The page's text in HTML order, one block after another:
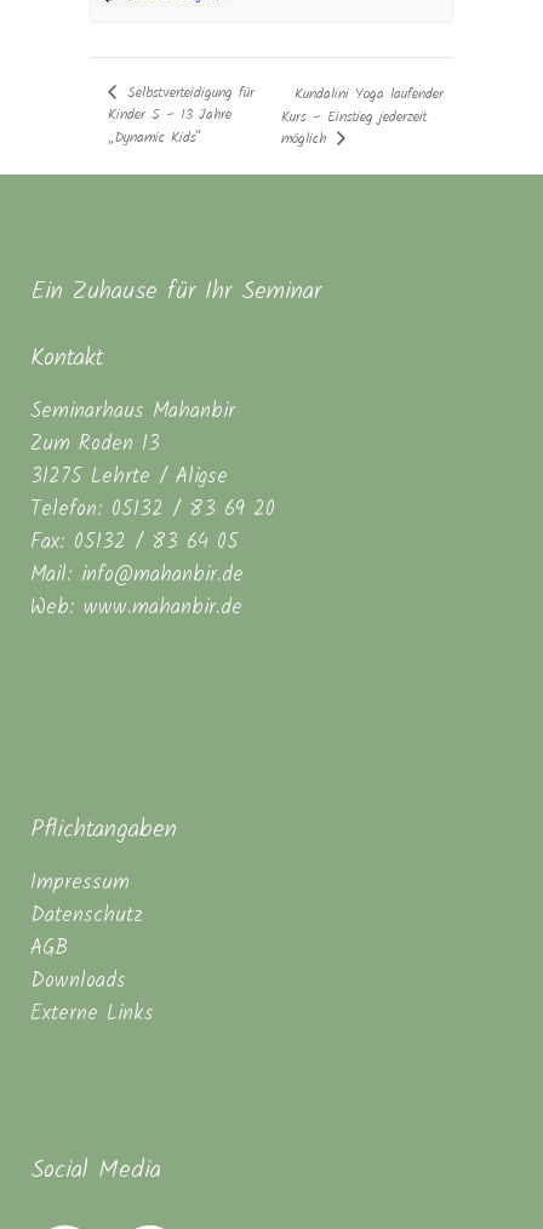
Selbstverteidigung für
Kinder 5 – 13 Jahre
„Dynamic Kids“
Kundalini Yoga laufender
Kurs – Einstieg jederzeit
möglich
Ein Zuhause für Ihr Seminar
Kontakt
Seminarhaus Mahanbir
Zum Roden 13
31275 Lehrte / Aligse
Telefon: 05132 / 83 69 20
Fax: 05132 / 83 64 05
Mail: info@mahanbir.de
Web: www.mahanbir.de
Pflichtangaben
Impressum
Datenschutz
AGB
Downloads
Externe Links
Social Media